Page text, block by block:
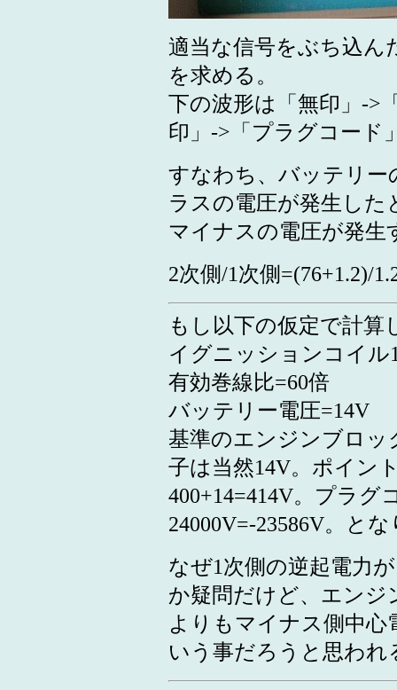
適当な信号をぶち込ん
を求める。
下の波形は「無印」->
印」->「プラグコード
すなわち、バッテリ
ラスの電圧が発生し
マイナスの電圧が発生
2次側/1次側=(76+1.2)/
もし以下の仮定で計算
イグニッションコイル
有効巻線比=60倍
バッテリー電圧=14V
基準のエンジンブロ
子は当然14V。ポイン
400+14=414V。プラグ
24000V=-23586V。と
なぜ1次側の逆起電力
か疑問だけど、エンジ
よりもマイナス側中心
いう事だろうと思われ